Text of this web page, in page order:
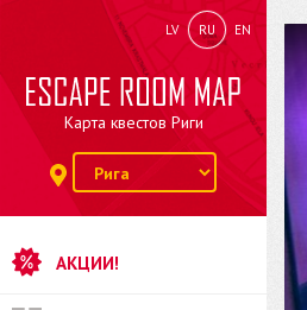
LV RU EN
Карта квестов Риги
АКЦИИ!